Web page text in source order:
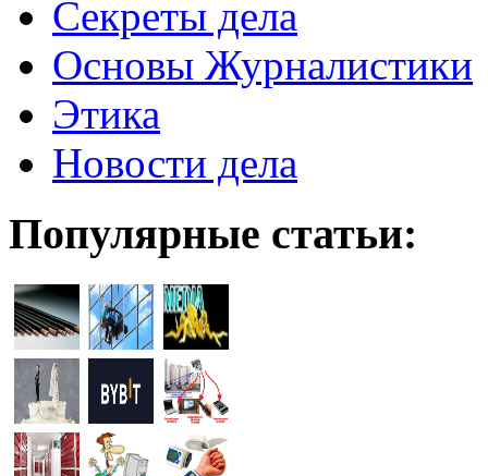
Секреты дела
Основы Журналистики
Этика
Новости дела
Популярные статьи: